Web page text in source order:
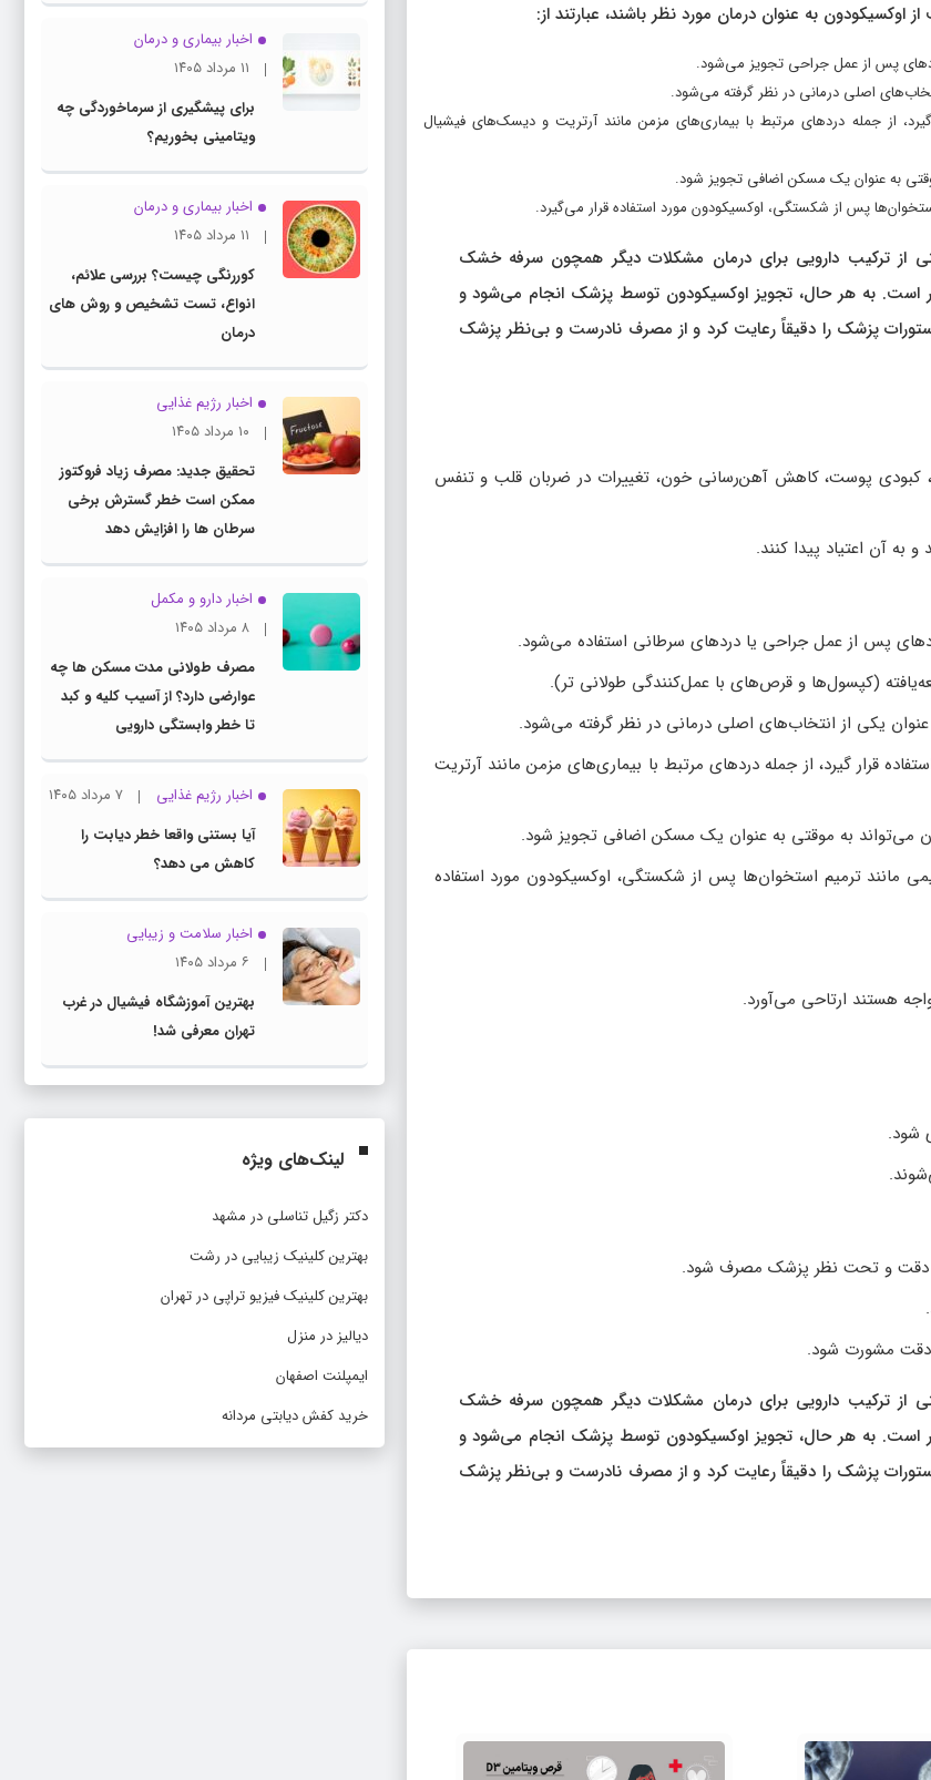
به عنوان درمان مورد نظر باشند، عبارتند از:
پس از عمل جراحی تجویز می‌شود.
اصلی درمانی در نظر گرفته می‌شود.
از جمله دردهای مرتبط با بیماری‌های مزمن مانند آرتریت و دیسک‌های فیشیال
به عنوان یک مسکن اضافی تجویز شود.
پس از شکستگی، اوکسیکودون مورد استفاده قرار می‌گیرد.
از ترکیب دارویی برای درمان مشکلات دیگر همچون سرفه خشک
است. به هر حال، تجویز اوکسیکودون توسط پزشک انجام می‌شود و
پزشک را دقیقاً رعایت کرد و از مصرف نادرست و بی‌نظر پزشک
کبودی پوست، کاهش آهن‌رسانی خون، تغییرات در ضربان قلب و تنفس
آن اعتیاد پیدا کنند.
پس از عمل جراحی یا دردهای سرطانی استفاده می‌شود.
(کپسول‌ها و قرص‌های با عمل‌کنندگی طولانی تر).
یکی از انتخاب‌های اصلی درمانی در نظر گرفته می‌شود.
قرار گیرد، از جمله دردهای مرتبط با بیماری‌های مزمن مانند آرتریت
می‌تواند به موقتی به عنوان یک مسکن اضافی تجویز شود.
مانند ترمیم استخوان‌ها پس از شکستگی، اوکسیکودون مورد استفاده
هستند ارتاحی می‌آورد.
شود.
دقت و تحت نظر پزشک مصرف شود.
دقت مشورت شود.
از ترکیب دارویی برای درمان مشکلات دیگر همچون سرفه خشک
است. به هر حال، تجویز اوکسیکودون توسط پزشک انجام می‌شود و
پزشک را دقیقاً رعایت کرد و از مصرف نادرست و بی‌نظر پزشک
اخبار بیماری و درمان
۱۱ مرداد ۱۴۰۵
برای پیشگیری از سرماخوردگی چه
ویتامینی بخوریم؟
اخبار بیماری و درمان
۱۱ مرداد ۱۴۰۵
کوررنگی چیست؟ بررسی علائم،
انواع، تست تشخیص و روش های
درمان
اخبار رژیم غذایی
۱۰ مرداد ۱۴۰۵
تحقیق جدید: مصرف زیاد فروکتوز
ممکن است خطر گسترش برخی
سرطان ها را افزایش دهد
اخبار دارو و مکمل
۸ مرداد ۱۴۰۵
مصرف طولانی مدت مسکن ها چه
عوارضی دارد؟ از آسیب کلیه و کبد
تا خطر وابستگی دارویی
اخبار رژیم غذایی
۷ مرداد ۱۴۰۵
آیا بستنی واقعا خطر دیابت را
کاهش می دهد؟
اخبار سلامت و زیبایی
۶ مرداد ۱۴۰۵
بهترین آموزشگاه فیشیال در غرب
تهران معرفی شد!
لینک‌های ویژه
دکتر زگیل تناسلی در مشهد
بهترین کلینیک زیبایی در رشت
بهترین کلینیک فیزیو تراپی در تهران
دیالیز در منزل
ایمپلنت اصفهان
خرید کفش دیابتی مردانه